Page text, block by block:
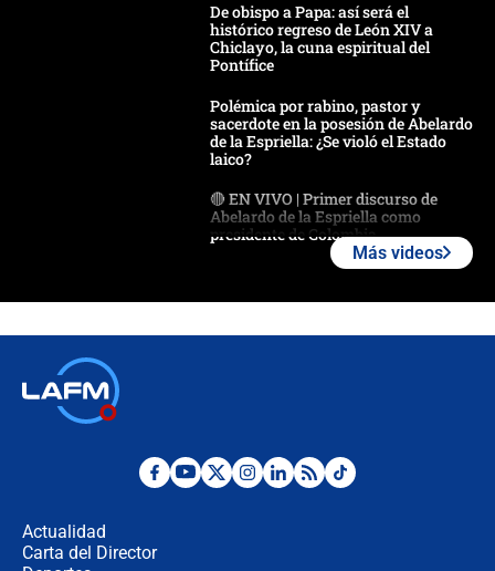
De obispo a Papa: así será el
histórico regreso de León XIV a
Chiclayo, la cuna espiritual del
Pontífice
Polémica por rabino, pastor y
sacerdote en la posesión de Abelardo
de la Espriella: ¿Se violó el Estado
laico?
🔴 EN VIVO | Primer discurso de
Abelardo de la Espriella como
presidente de Colombia
Desde dermatitis hasta infecciones:
Más videos
Actualidad
Carta del Director